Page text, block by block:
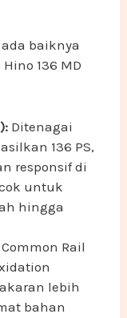
baiknya
136 MD
Ditenagai
136 PS,
responsif di
untuk
hingga
Rail
lebih
bahan